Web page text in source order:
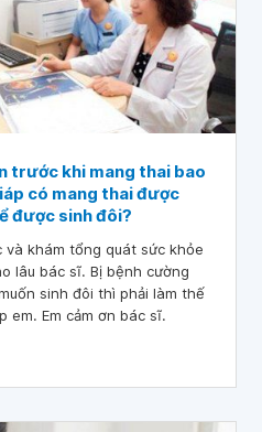
trước khi mang thai bao
có mang thai được
được sinh đôi?
và khám tổng quát sức khỏe
lâu bác sĩ. Bị bệnh cường
sinh đôi thì phải làm thế
em. Em cảm ơn bác sĩ.